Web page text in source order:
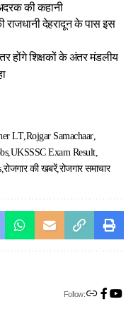
की कहानी
राजधानी देहरादून के पास इस
होंगे शिक्षकों के अंतर मंडलीय
LT Rojgar Samachaar
UKSSSC Exam Result
रोजगार की खबरें रोजगार समाचार
Follow: